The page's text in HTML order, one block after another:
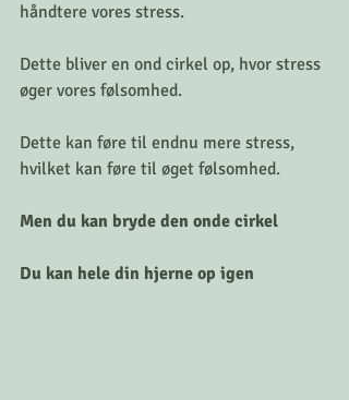
håndtere vores stress.
Dette bliver en ond cirkel op, hvor stress
øger vores følsomhed.
Dette kan føre til endnu mere stress,
hvilket kan føre til øget følsomhed.
Men du kan bryde den onde cirkel
Du kan hele din hjerne op igen